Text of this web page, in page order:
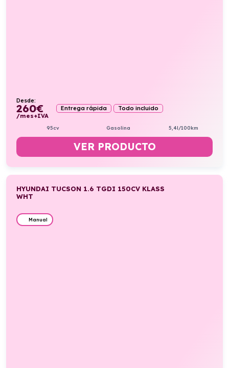
Desde:
260€
/mes+IVA
Entrega rápida Todo incluido
95cv Gasolina 5,4l/100km
VER PRODUCTO
HYUNDAI TUCSON 1.6 TGDI 150CV KLASS
WHT
Manual